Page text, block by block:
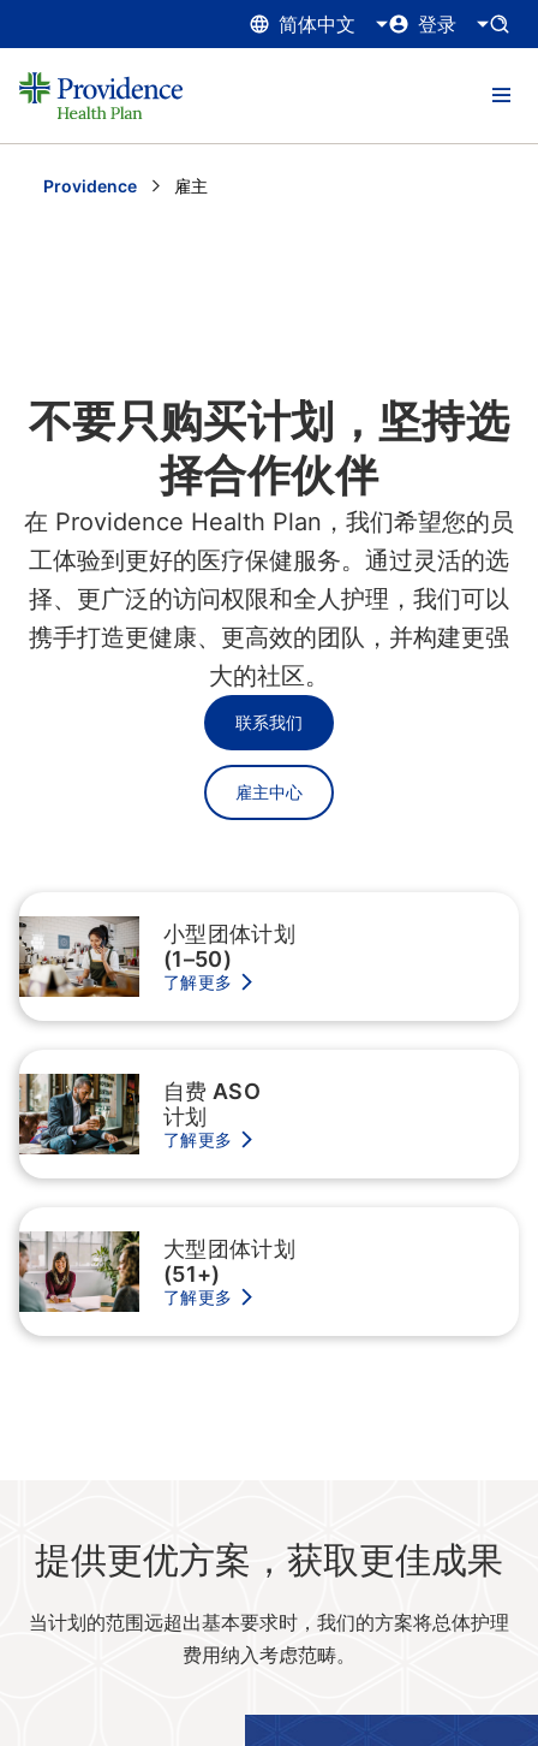
简体中文 登录
Providence Current:
雇主
不要只购买计划，坚持选
择合作伙伴
在 Providence Health Plan，我们希望您的员
工体验到更好的医疗保健服务。通过灵活的选
择、更广泛的访问权限和全人护理，我们可以
携手打造更健康、更高效的团队，并构建更强
大的社区。
联系我们
雇主中心
小型团体计划
(1–50)
了解更多
大型团体计划
(51+)
了解更多
自费 ASO
计划
了解更多
提供更优方案，获取更佳成果
当计划的范围远超出基本要求时，我们的方案将总体护理
费用纳入考虑范畴。